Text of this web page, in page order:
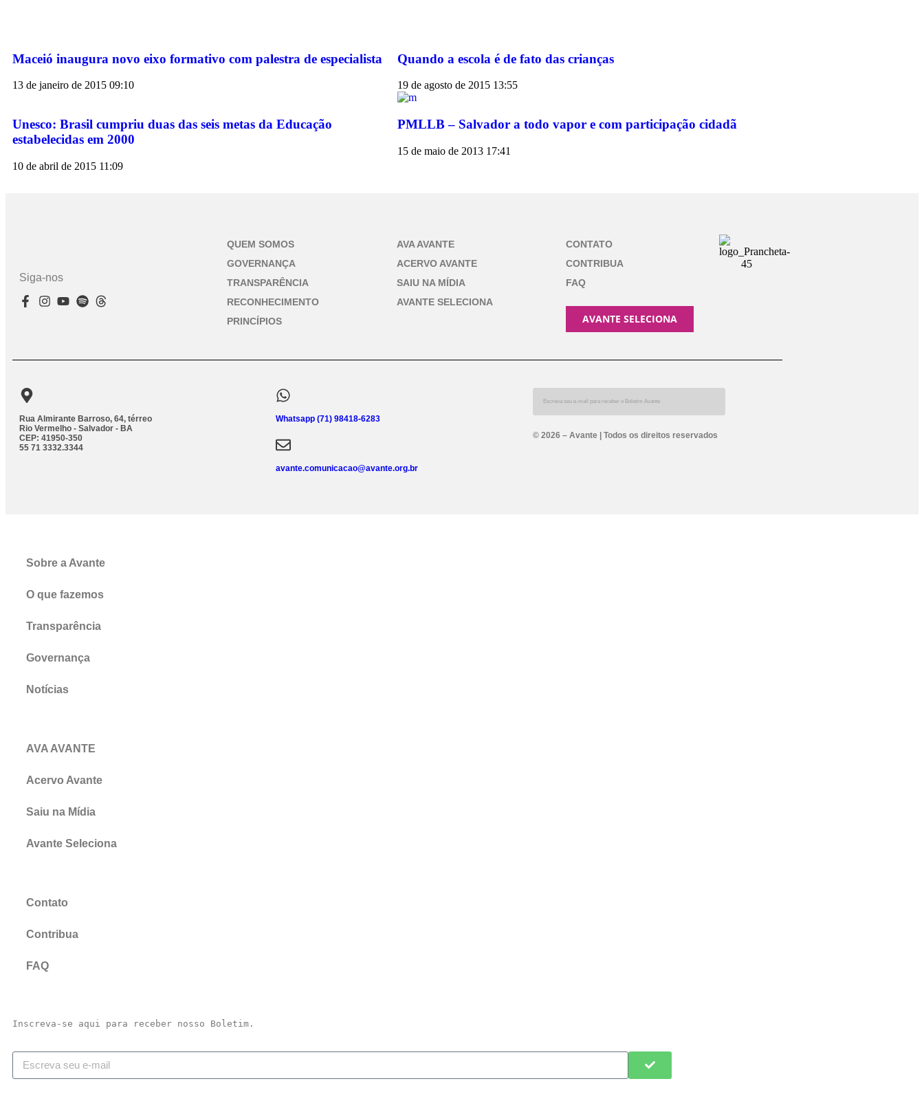
Maceió inaugura novo eixo formativo com palestra de especialista
13 de janeiro de 2015 09:10
Quando a escola é de fato das crianças
19 de agosto de 2015 13:55
Unesco: Brasil cumpriu duas das seis metas da Educação
estabelecidas em 2000
10 de abril de 2015 11:09
PMLLB – Salvador a todo vapor e com participação cidadã
15 de maio de 2013 17:41
Siga-nos
QUEM SOMOS
GOVERNANÇA
TRANSPARÊNCIA
RECONHECIMENTO
PRINCÍPIOS
AVA AVANTE
ACERVO AVANTE
SAIU NA MÍDIA
AVANTE SELECIONA
CONTATO
CONTRIBUA
FAQ
AVANTE SELECIONA
Rua Almirante Barroso, 64, térreo
Rio Vermelho - Salvador - BA
CEP: 41950-350
55 71 3332.3344
Whatsapp (71) 98418-6283
avante.comunicacao@avante.org.br
© 2026 – Avante | Todos os direitos reservados
Sobre a Avante
O que fazemos
Transparência
Governança
Notícias
AVA AVANTE
Acervo Avante
Saiu na Mídia
Avante Seleciona
Contato
Contribua
FAQ
Inscreva-se aqui para receber nosso Boletim.